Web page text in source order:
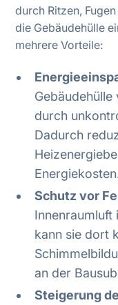
durch Ritzen,
die Gebäudehülle
mehrere Vorteile:
durch
Dadurch
Schutz vor
Innenraumluft
kann sie dort
an der
Steigerung